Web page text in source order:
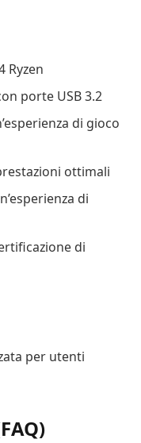
Ryzen
porte USB 3.2
di gioco
ottimali
di
di
per utenti